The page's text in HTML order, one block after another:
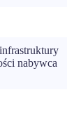
nabywca